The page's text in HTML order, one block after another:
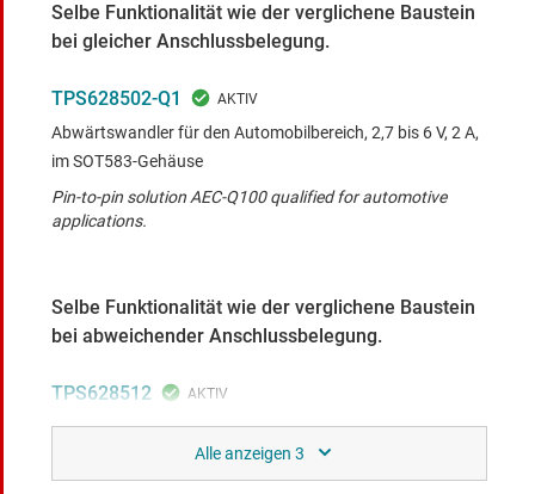
Selbe Funktionalität wie der verglichene Baustein
bei gleicher Anschlussbelegung.
TPS628502-Q1
Abwärtswandler für den Automobilbereich, 2,7 bis 6 V, 2 A,
im SOT583-Gehäuse
Pin-to-pin solution AEC-Q100 qualified for automotive
applications.
Selbe Funktionalität wie der verglichene Baustein
bei abweichender Anschlussbelegung.
TPS628512
Abwärtswandler mit fester Frequenz, 2,7 bis 6 V, 2 A, im